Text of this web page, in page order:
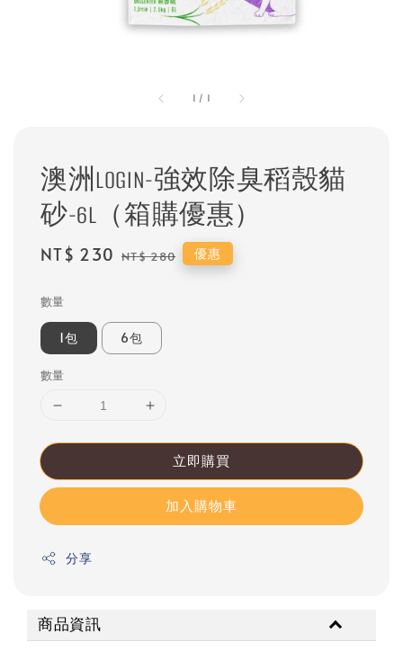
1 / 1
澳洲LOGIN-強效除臭稻殼貓
砂-6L（箱購優惠）
Sale
NT$ 230 Regular
NT$ 280 優惠
數量
1包 6包
數量
立即購買
加入購物車
分享
商品資訊